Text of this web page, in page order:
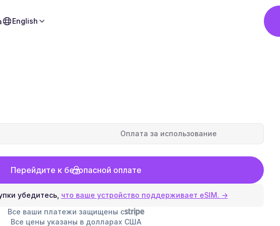
English
Оплата за использование
Перейдите к безопасной оплате
убедитесь, что ваше устройство поддерживает eSIM. →
Все ваши платежи защищены с
Все цены указаны в долларах США